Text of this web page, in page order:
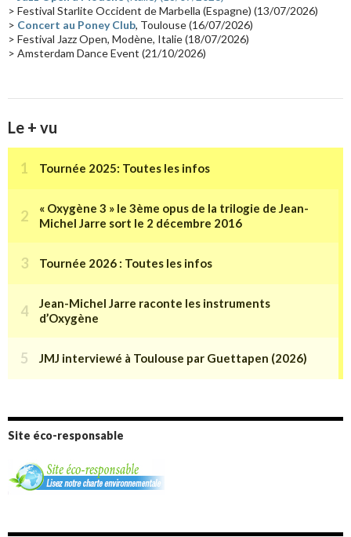
> Festival Starlite Occident de Marbella (Espagne) (13/07/2026)
> Concert au Poney Club, Toulouse (16/07/2026)
> Festival Jazz Open, Modène, Italie (18/07/2026)
> Amsterdam Dance Event (21/10/2026)
Le + vu
Site éco-responsable